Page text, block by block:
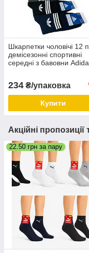
Шкарпетки чоловічі 12
демісезонні спортивні
середні з бавовни
234 ₴/упаковка
Купити
Акційні
22.50 грн за пару